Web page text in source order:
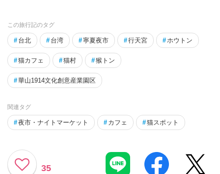
この旅行記のタグ
# 台北 # 台湾 #寧夏夜市 #行天宮 # ホウトン
#猫カフェ #猫村 #猴トン
#華山1914文化創意産業園区
関連タグ
#夜市・ナイトマーケット # カフェ #猫スポット
35